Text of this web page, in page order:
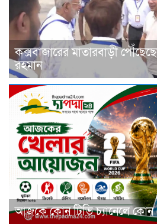
কক্সবাজারের মাতারবাড়ী
রহমান
আজকে কোন টিভি চ্যানেলে কোন